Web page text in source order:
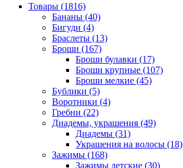
Товары (1816)
Бананы (40)
Бигуди (4)
Браслеты (13)
Броши (167)
Броши булавки (17)
Броши крупные (107)
Броши мелкие (45)
Бублики (5)
Воротники (4)
Гребни (22)
Диадемы, украшения (49)
Диадемы (31)
Украшения на волосы (18)
Зажимы (168)
Зажимы детские (30)